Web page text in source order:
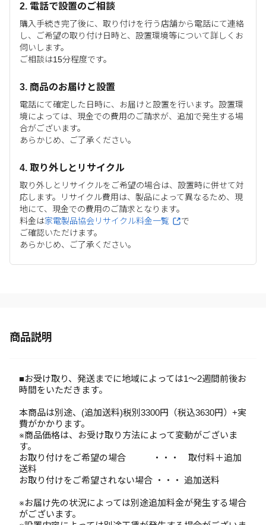
2. 電話で設置のご相談
購入手続き完了後に、取り付けを行う店舗から電話にて連絡
し、ご希望の取り付け日時と、設置環境等について詳しくお
伺いします。
ご相談は15分程度です。
3. 商品のお届けと設置
電話にて確定した日時に、お届けと設置を行います。設置環
境によっては、現金での費用のご請求が、追加で発生する場
合がございます。
あらかじめ、ご了承ください。
4. 取り外しとリサイクル
取り外しとリサイクルをご希望の場合は、設置時に併せて対
応します。リサイクル費用は、製品によって異なるため、現
地にて、現金での費用のご請求となります。
料金は家電製品協会リサイクル料金一覧
で
ご確認いただけます。
あらかじめ、ご了承ください。
商品説明
■お受け取り、発送までに地域によっては1～2週間前後お
時間をいただきます。
本商品は別途、(追加送料)税別3300円（税込3630円）+実
費がかかります。
※商品価格は、お受け取り方法によって変動がございま
す。
お取り付けをご希望の場合 ・・・ 取付料＋追加
送料
お取り付けをご希望されない場合 ・・・ 追加送料
※お届け先の状況によっては別途追加料金が発生する場合
がございます。